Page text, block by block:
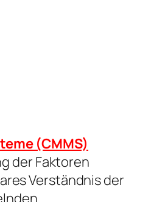
(CMMS)
der Faktoren
Verständnis der